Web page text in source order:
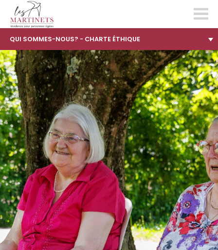
martinets.ch
QUI SOMMES-NOUS? - CHARTE ÉTHIQUE